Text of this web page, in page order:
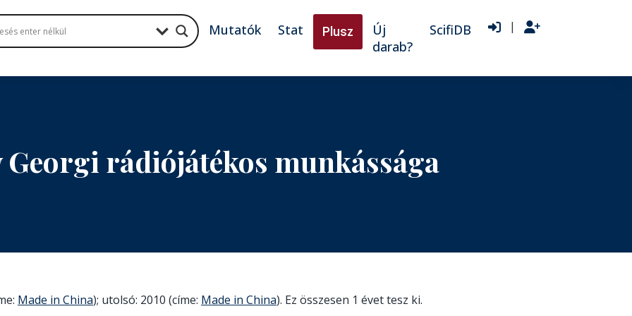
Mutatók Stat Plusz
Új
darab?
ScifiDB |
Georgi rádiójátékos munkássága
Made in China); utolsó: 2010 (címe: Made in China). Ez összesen 1 évet tesz ki.